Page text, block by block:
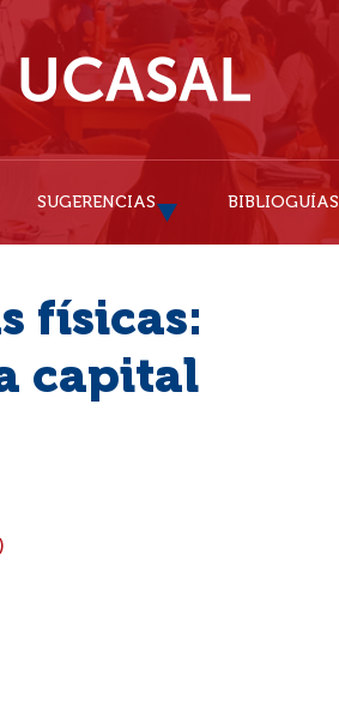
SUGERENCIAS BIBLIOGUÍAS
físicas:
capital